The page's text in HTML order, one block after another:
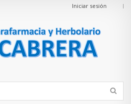
Iniciar sesión